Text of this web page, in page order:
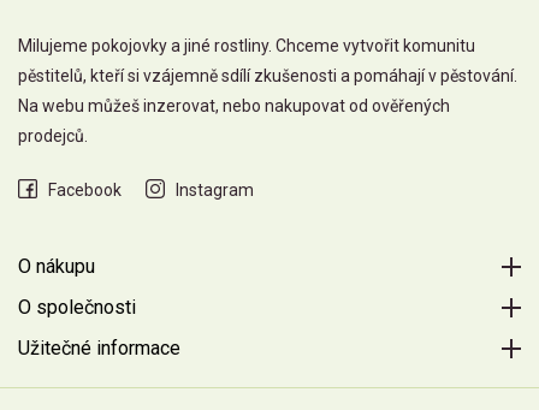
Milujeme pokojovky a jiné rostliny. Chceme vytvořit komunitu
pěstitelů, kteří si vzájemně sdílí zkušenosti a pomáhají v pěstování.
Na webu můžeš inzerovat, nebo nakupovat od ověřených
prodejců.
Facebook Instagram
O nákupu
O společnosti
Užitečné informace